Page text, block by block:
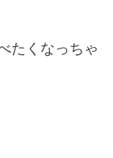
たくなっちゃ